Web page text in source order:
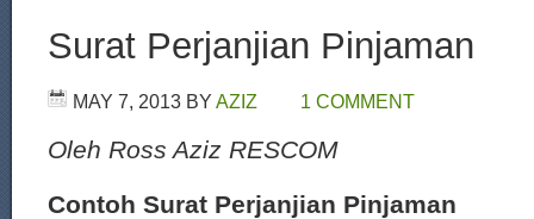
Surat Perjanjian Pinjaman
MAY 7, 2013 BY AZIZ 1 COMMENT
Oleh Ross Aziz RESCOM
Contoh Surat Perjanjian Pinjaman